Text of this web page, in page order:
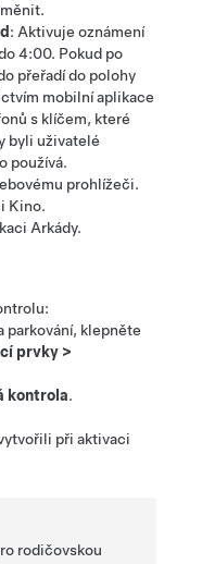
: Aktivuje oznámení
4:00. Pokud po
přeřadí do polohy
mobilní aplikace
s klíčem, které
byli uživatelé
používá.
prohlížeči.
Kino.
Arkády.
parkování, klepněte
prvky >
kontrola.
při aktivaci
rodičovskou